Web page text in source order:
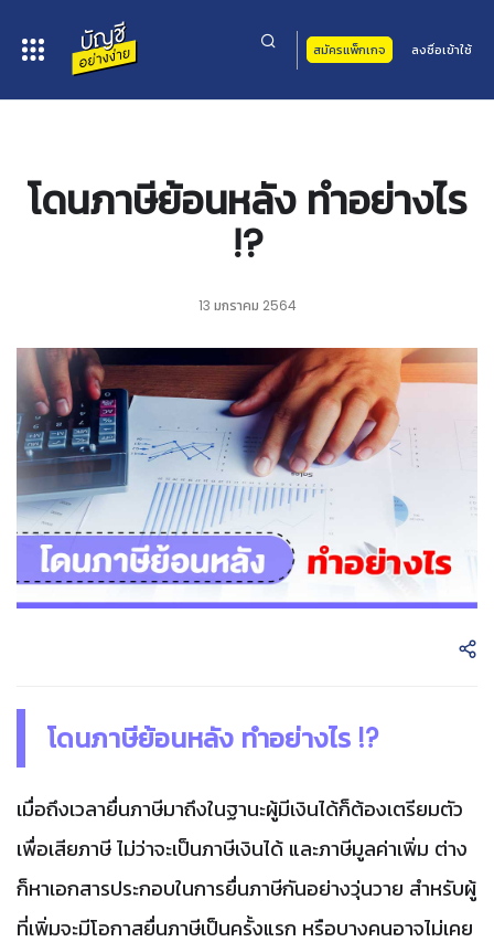
สมัครแพ็กเกจ ลงชื่อเข้าใช้
โดนภาษีย้อนหลัง ทำอย่างไร
!?
13 มกราคม 2564
โดนภาษีย้อนหลัง ทำอย่างไร !?
เมื่อถึงเวลายื่นภาษีมาถึงในฐานะผู้มีเงินได้ก็ต้องเตรียมตัว
เพื่อเสียภาษี ไม่ว่าจะเป็นภาษีเงินได้ และภาษีมูลค่าเพิ่ม ต่าง
ก็หาเอกสารประกอบในการยื่นภาษีกันอย่างวุ่นวาย สำหรับผู้
ที่เพิ่มจะมีโอกาสยื่นภาษีเป็นครั้งแรก หรือบางคนอาจไม่เคย